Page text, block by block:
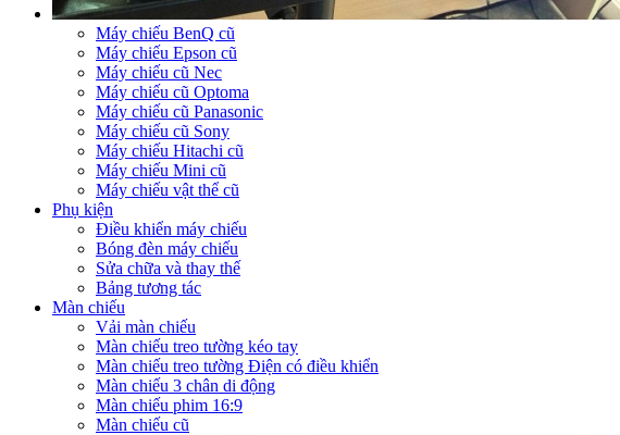
Máy chiếu BenQ cũ
Máy chiếu Epson cũ
Máy chiếu cũ Nec
Máy chiếu cũ Optoma
Máy chiếu cũ Panasonic
Máy chiếu cũ Sony
Máy chiếu Hitachi cũ
Máy chiếu Mini cũ
Máy chiếu vật thể cũ
Phụ kiện
Điều khiển máy chiếu
Bóng đèn máy chiếu
Sửa chữa và thay thế
Bảng tương tác
Màn chiếu
Vải màn chiếu
Màn chiếu treo tường kéo tay
Màn chiếu treo tường Điện có điều khiển
Màn chiếu 3 chân di động
Màn chiếu phim 16:9
Màn chiếu cũ